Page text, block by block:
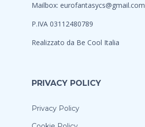
Mailbox: eurofantasycs@gmail.com
P.IVA 03112480789
Realizzato da Be Cool Italia
PRIVACY POLICY
Privacy Policy